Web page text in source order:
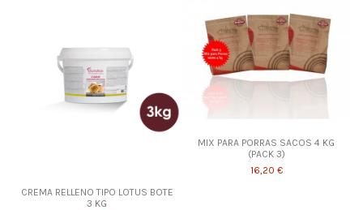
CREMA RELLENO TIPO LOTUS BOTE
3 KG
MIX PARA PORRAS SACOS 4 KG
(PACK 3)
16,20 €